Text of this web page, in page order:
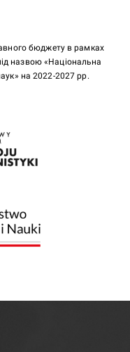
бюджету в рамках
назвою «Національна
на 2022-2027 рр.